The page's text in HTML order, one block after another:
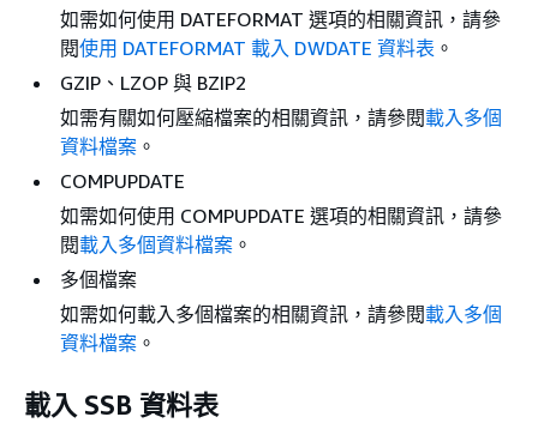
如需如何使用 DATEFORMAT 選項的相關資訊，請參
閱使用 DATEFORMAT 載入 DWDATE 資料表 。
GZIP、LZOP 與 BZIP2
如需有關如何壓縮檔案的相關資訊，請參閱載入多個
資料檔案 。
COMPUPDATE
如需如何使用 COMPUPDATE 選項的相關資訊，請參
閱載入多個資料檔案 。
多個檔案
如需如何載入多個檔案的相關資訊，請參閱載入多個
資料檔案 。
載入 SSB 資料表